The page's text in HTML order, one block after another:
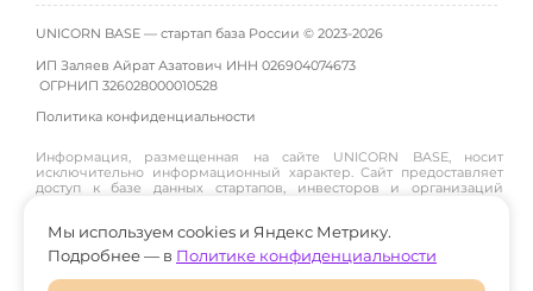
UNICORN BASE — стартап база России © 2023-2026
ИП Заляев Айрат Азатович ИНН 026904074673
ОГРНИП 326028000010528
Политика конфиденциальности
Информация, размещенная на сайте UNICORN BASE, носит
исключительно информационный характер. Сайт предоставляет
доступ к базе данных стартапов, инвесторов и организаций
публикуются пользователями или собираются из открытых
источников, поэтому администрация сайта не гарантирует их
достоверность и не участвует в инвестиционных сделках между
пользователями. Пользователи принимают решения о
Мы используем cookies и Яндекс Метрику.
Подробнее — в Политике конфиденциальности